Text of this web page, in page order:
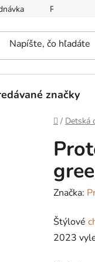
Reklamačný
značky
Domov
/ Detská
Značka:
Štýlové
2023